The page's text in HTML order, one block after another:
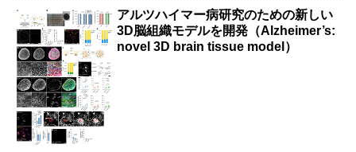
アルツハイマー病研究のための新しい
3D脳組織モデルを開発（Alzheimer’s:
novel 3D brain tissue model）